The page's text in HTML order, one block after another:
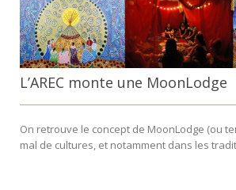
L’AREC monte une MoonLodge
On retrouve le concept de MoonLodge (ou
mal de cultures, et notamment dans les